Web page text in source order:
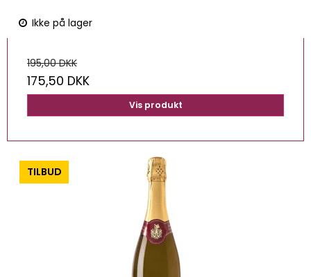
Ikke på lager
195,00 DKK
175,50 DKK
Vis produkt
-0%